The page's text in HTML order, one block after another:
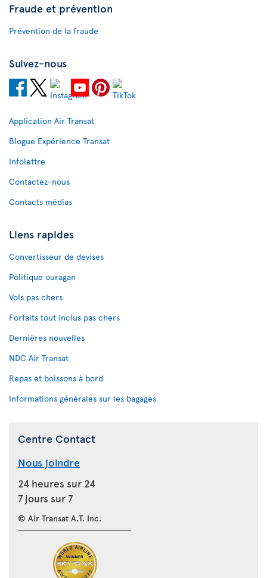
Fraude et prévention
Prévention de la fraude
Suivez-nous
Application Air Transat
Blogue Expérience Transat
Infolettre
Contactez-nous
Contacts médias
Liens rapides
Convertisseur de devises
Politique ouragan
Vols pas chers
Forfaits tout inclus pas chers
Dernières nouvelles
NDC Air Transat
Repas et boissons à bord
Informations générales sur les bagages
Centre Contact
Nous joindre
24 heures sur 24
7 jours sur 7
© Air Transat A.T. Inc.